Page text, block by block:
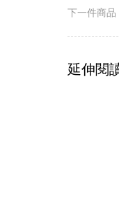
下一件商品
延伸閱